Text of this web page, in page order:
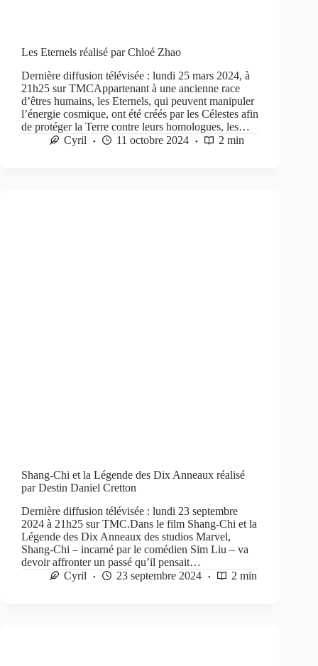
Les Eternels réalisé par Chloé Zhao
Dernière diffusion télévisée : lundi 25 mars 2024, à
21h25 sur TMCAppartenant à une ancienne race
d’êtres humains, les Eternels, qui peuvent manipuler
l’énergie cosmique, ont été créés par les Célestes afin
de protéger la Terre contre leurs homologues, les…
Cyril
11 octobre 2024 2 min
Shang-Chi et la Légende des Dix Anneaux réalisé
par Destin Daniel Cretton
Dernière diffusion télévisée : lundi 23 septembre
2024 à 21h25 sur TMC.Dans le film Shang-Chi et la
Légende des Dix Anneaux des studios Marvel,
Shang-Chi – incarné par le comédien Sim Liu – va
devoir affronter un passé qu’il pensait…
Cyril
23 septembre 2024 2 min